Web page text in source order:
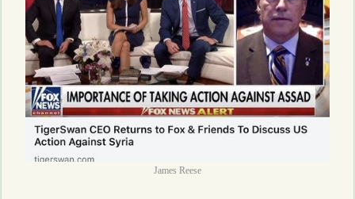
James Reese